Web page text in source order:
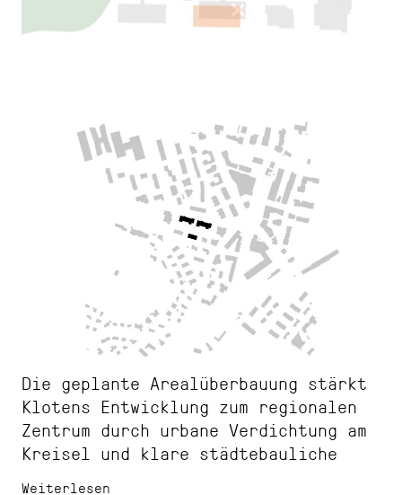
Die geplante Arealüberbauung stärkt
Klotens Entwicklung zum regionalen
Zentrum durch urbane Verdichtung am
Kreisel und klare städtebauliche
Weiterlesen